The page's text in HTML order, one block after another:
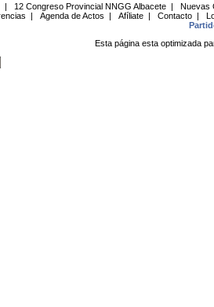
| 12 Congreso Provincial NNGG Albacete |
Nuevas
| Agenda de Actos | Afíliate | Contacto |
Esta página esta optimizada